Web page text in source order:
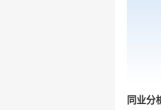
同业分